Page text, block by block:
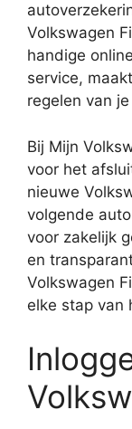
Volkswagen
handige
service,
regelen van
Bij Mijn
voor het
nieuwe
volgende
voor zakelijk
en
Volkswagen
elke stap van